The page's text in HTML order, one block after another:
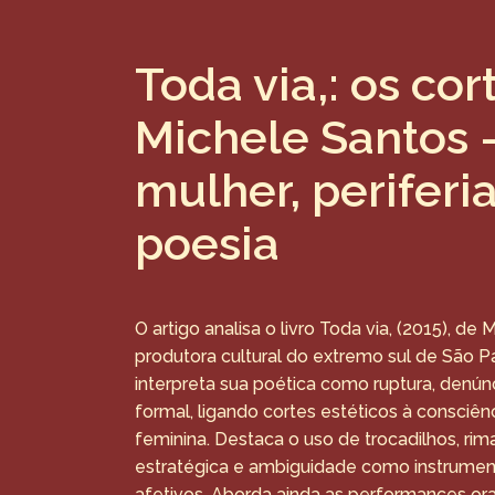
Toda via,: os
Michele Santos
mulher,
poesia
O artigo analisa o livro Toda via, (2015), de
produtora cultural do extremo sul de São
interpreta sua poética como ruptura,
formal, ligando cortes estéticos à
feminina. Destaca o uso de trocadilhos,
estratégica e ambiguidade como